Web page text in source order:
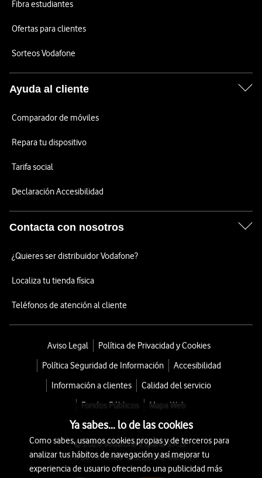
Fibra estudiantes
Ofertas para clientes
Sorteos Vodafone
Ayuda al cliente
Comparador de móviles
Repara tu dispositivo
Tarifa social
Declaración Accesibilidad
Contacta con nosotros
¿Quieres ser distribuidor Vodafone?
Localiza tu tienda física
Teléfonos de atención al cliente
Aviso Legal
Política de Privacidad y Cookies
Política Seguridad de Información
Accesibilidad
Información a clientes
Calidad del servicio
Fondos Públicos
Mapa Web
© 2026 Vodafone España S.A.U.
Avda. América 115, 28042 Madrid
Ya sabes... lo de las cookies
Como sabes, usamos cookies propias y de terceros para
analizar tus hábitos de navegación y así mejorar tu
experiencia de usuario ofreciendo una publicidad más